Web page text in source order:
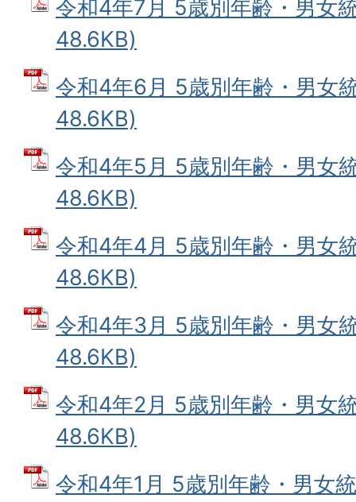
令和4年7月 5歳別年齢・男女
48.6KB)
令和4年6月 5歳別年齢・男女
48.6KB)
令和4年5月 5歳別年齢・男女
48.6KB)
令和4年4月 5歳別年齢・男女
48.6KB)
令和4年3月 5歳別年齢・男女
48.6KB)
令和4年2月 5歳別年齢・男女
48.6KB)
令和4年1月 5歳別年齢・男女